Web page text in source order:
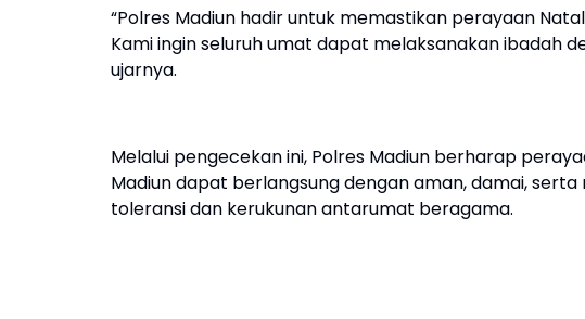
“Polres Madiun hadir untuk memastikan perayaan
Kami ingin seluruh umat dapat melaksanakan ibadah
ujarnya.
Melalui pengecekan ini, Polres Madiun berharap
Madiun dapat berlangsung dengan aman, damai,
toleransi dan kerukunan antarumat beragama.